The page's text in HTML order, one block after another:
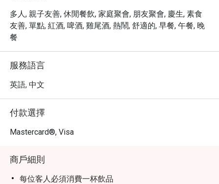
多人, 親子友善, 休閒餐飲, 家庭聚會, 朋友聚會, 慶生, 素食
友善, 單點, 紅酒, 啤酒, 雞尾酒, 熱鬧, 舒適的, 早餐, 午餐, 晚
餐
服務語言
英語, 中文
付款選擇
Mastercard®, Visa
商戶細則
每位客人必須消費一杯飲品